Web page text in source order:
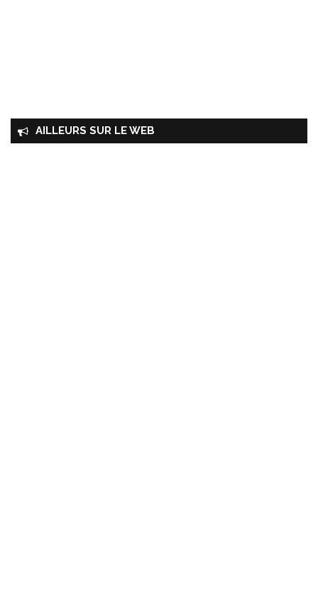
AILLEURS SUR LE WEB